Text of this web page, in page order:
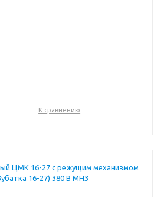
К сравнению